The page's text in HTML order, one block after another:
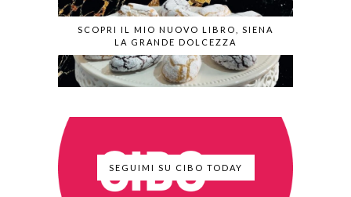
SCOPRI IL MIO NUOVO LIBRO, SIENA
LA GRANDE DOLCEZZA
SEGUIMI SU CIBO TODAY